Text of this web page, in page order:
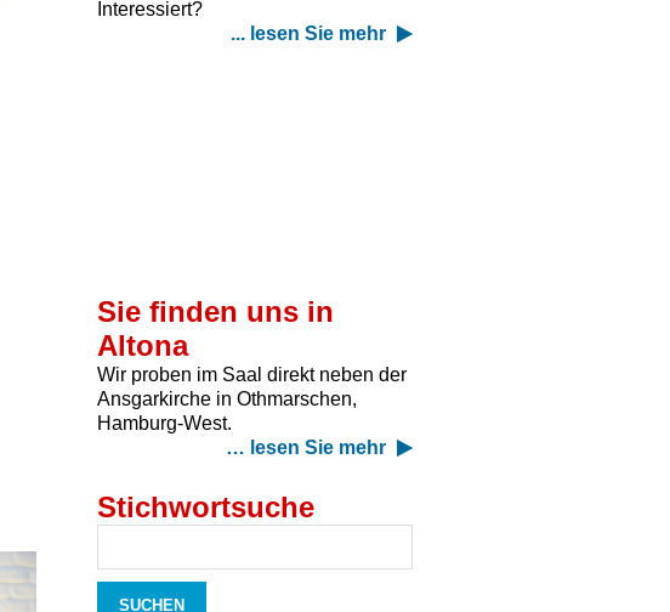
Interessiert?
... lesen Sie mehr
Sie finden uns in
Altona
Wir proben im Saal direkt neben der
Ansgarkirche in Othmarschen,
Hamburg-West.
… lesen Sie mehr
Stichwortsuche